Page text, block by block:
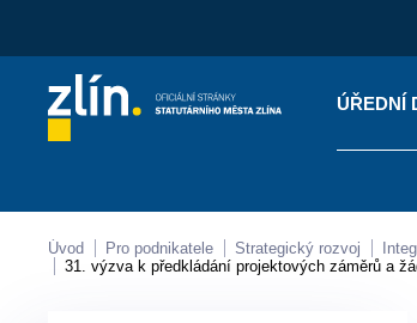
ÚŘEDNÍ
Kontakty
Úvod Pro podnikatele Strategický rozvoj
31. výzva k předkládání projektových záměrů a